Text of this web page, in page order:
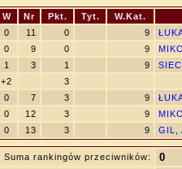
W Nr Pkt. Tyt.
W.Kat.
0 11 0 9
0 9 0 9
1 3 1 9
+2
3
0 7 3 9
0 12 3 9
0 13 3 9 GIL,
Suma rankingów przeciwników: 0